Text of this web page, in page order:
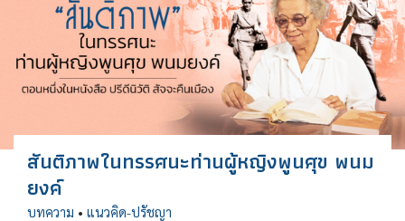
สันติภาพในทรรศนะท่านผู้หญิงพูนศุข พนม
ยงค์
บทความ • แนวคิด-ปรัชญา